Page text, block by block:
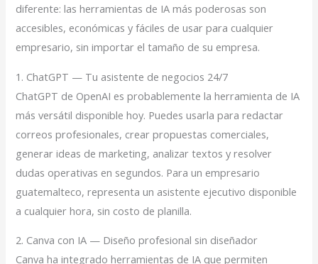
diferente: las herramientas de IA más poderosas son
accesibles, económicas y fáciles de usar para cualquier
empresario, sin importar el tamaño de su empresa.
1. ChatGPT — Tu asistente de negocios 24/7
ChatGPT de OpenAI es probablemente la herramienta de IA
más versátil disponible hoy. Puedes usarla para redactar
correos profesionales, crear propuestas comerciales,
generar ideas de marketing, analizar textos y resolver
dudas operativas en segundos. Para un empresario
guatemalteco, representa un asistente ejecutivo disponible
a cualquier hora, sin costo de planilla.
2. Canva con IA — Diseño profesional sin diseñador
Canva ha integrado herramientas de IA que permiten